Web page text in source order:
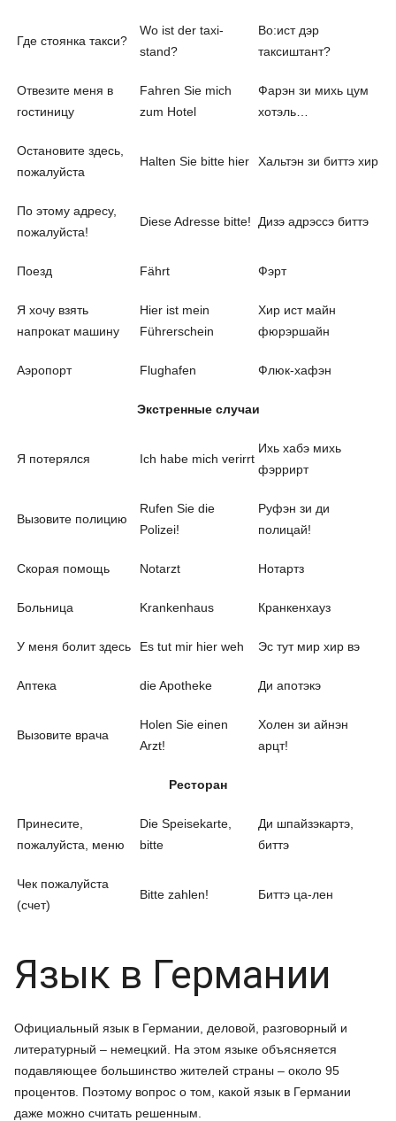
Где стоянка такси?
Wo ist der taxi-
stand?
Во:ист дэр
таксиштант?
Отвезите меня в
гостиницу
Fahren Sie mich
zum Hotel
Фарэн зи михь цум
хотэль…
Остановите здесь,
пожалуйста
Halten Sie bitte hier Хальтэн зи биттэ хир
По этому адресу,
пожалуйста!
Diese Adresse bitte! Дизэ адрэссэ биттэ
Поезд Fährt Фэрт
Я хочу взять
напрокат машину
Hier ist mein
Führerschein
Хир ист майн
фюрэршайн
Аэропорт Flughafen Флюк-хафэн
Экстренные случаи
Я потерялся Ich habe mich verirrt
Ихь хабэ михь
фэррирт
Вызовите полицию
Rufen Sie die
Polizei!
Руфэн зи ди
полицай!
Скорая помощь Notarzt Нотартз
Больница Krankenhaus Кранкенхауз
У меня болит здесь Es tut mir hier weh Эс тут мир хир вэ
Аптека die Apotheke Ди апотэкэ
Вызовите врача
Holen Sie einen
Arzt!
Холен зи айнэн
арцт!
Ресторан
Принесите,
пожалуйста, меню
Die Speisekarte,
bitte
Ди шпайзэкартэ,
биттэ
Чек пожалуйста
(счет)
Bitte zahlen! Биттэ ца-лен
Язык в Германии
Официальный язык в Германии, деловой, разговорный и
литературный – немецкий. На этом языке объясняется
подавляющее большинство жителей страны – около 95
процентов. Поэтому вопрос о том, какой язык в Германии
даже можно считать решенным.